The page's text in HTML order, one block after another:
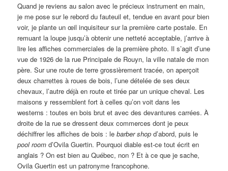
Quand je reviens au salon avec le précieux instrument en main,
je me pose sur le rebord du fauteuil et, tendue en avant pour bien
voir, je plante un œil inquisiteur sur la première carte postale. En
remuant la loupe jusqu’à obtenir une netteté acceptable, j’arrive à
lire les affiches commerciales de la première photo. Il s’agit d’une
vue de 1926 de la rue Principale de Rouyn, la ville natale de mon
père. Sur une route de terre grossièrement tracée, on aperçoit
deux charrettes à roues de bois, l’une dételée de ses deux
chevaux, l’autre déjà en route et tirée par un unique cheval. Les
maisons y ressemblent fort à celles qu’on voit dans les
westerns : toutes en bois brut et avec des devantures carrées. À
droite de la rue se dressent deux commerces dont je peux
déchiffrer les affiches de bois : lebarber shop d’abord, puis le
pool room d’Ovila Guertin. Pourquoi diable est-ce tout écrit en
anglais ? On est bien au Québec, non ? Et à ce que je sache,
Ovila Guertin est un patronyme francophone.